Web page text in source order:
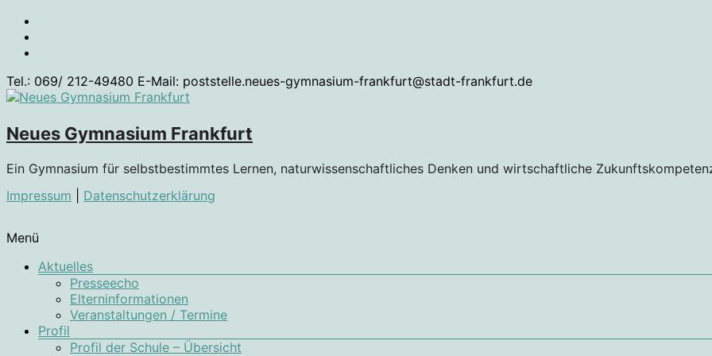
Zum
Inhalt
springen
Tel.: 069/ 212-49480 E-Mail: poststelle.neues-gymnasium-frankfurt@stadt-frankfurt.de
Neues Gymnasium Frankfurt
Ein Gymnasium für selbstbestimmtes Lernen, naturwissenschaftliches Denken und wirtschaftliche
Impressum
Datenschutzerklärung
Menü
Aktuelles
Presseecho
Elterninformationen
Veranstaltungen / Termine
Profil
Profil der Schule – Übersicht